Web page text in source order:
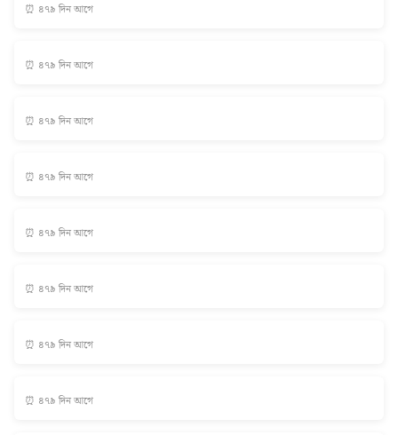
⏰ ৪৭৯ দিন আগে
⏰ ৪৭৯ দিন আগে
⏰ ৪৭৯ দিন আগে
⏰ ৪৭৯ দিন আগে
⏰ ৪৭৯ দিন আগে
⏰ ৪৭৯ দিন আগে
⏰ ৪৭৯ দিন আগে
⏰ ৪৭৯ দিন আগে